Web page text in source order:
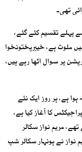
تھی۔
26 نومبر کے فساد سے پہلے تقسیم کئے گئے،
ملوث ہے، خیبرپختونخوا
پر سوال اٹھا رہے ہیں،
ہے، ہر روز ایک نئے
کا آغاز کیا ہے،
مریم نواز سکالر
نواز نے ہونہار سکالر شپ